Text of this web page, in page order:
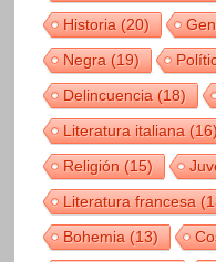
Historia(20)
Negra(19)
Delincuencia(18)
Literatura italiana(16)
Religión(15)
Literatura francesa
Bohemia(13)